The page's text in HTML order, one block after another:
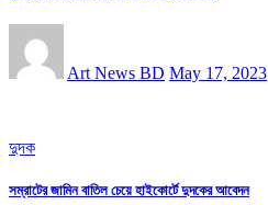
Art News BD May 17, 2023
দুদক
সম্রাটের জামিন বাতিল চেয়ে হাইকোর্টে দুদকের আবেদন